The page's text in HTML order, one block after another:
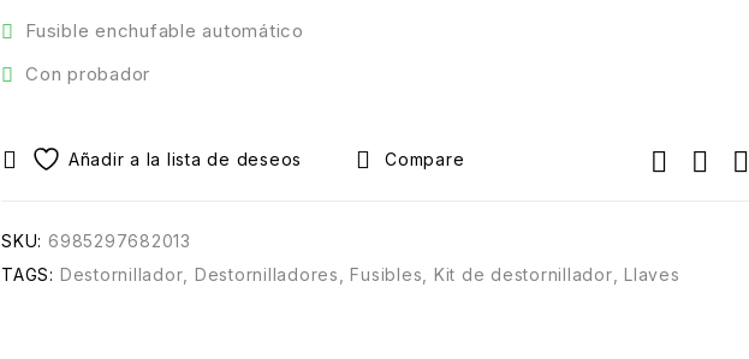
Fusible enchufable automático
Con probador
Compare
SKU: 6985297682013
TAGS: Destornillador Destornilladores ,Fusibles Kit de destornillador Llaves